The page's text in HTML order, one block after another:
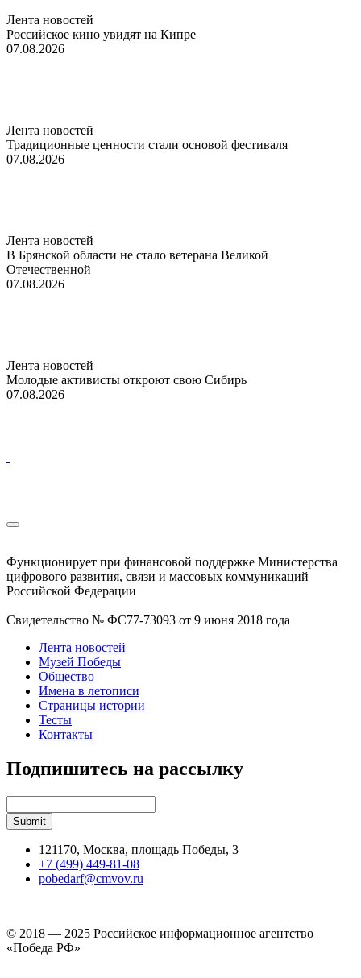
Лента новостей
Российское кино увидят на Кипре
07.08.2026
Лента новостей
Традиционные ценности стали основой фестиваля
07.08.2026
Лента новостей
В Брянской области не стало ветерана Великой
Отечественной
07.08.2026
Лента новостей
Молодые активисты откроют свою Сибирь
07.08.2026
Функционирует при финансовой поддержке Министерства
цифрового развития, связи и массовых коммуникаций
Российской Федерации
Свидетельство № ФС77-73093 от 9 июня 2018 года
Лента новостей
Музей Победы
Общество
Имена в летописи
Страницы истории
Тесты
Контакты
Подпишитесь на рассылку
121170, Москва, площадь Победы, 3
+7 (499) 449-81-08
pobedarf@cmvov.ru
© 2018 — 2025 Российское информационное агентство
«Победа РФ»